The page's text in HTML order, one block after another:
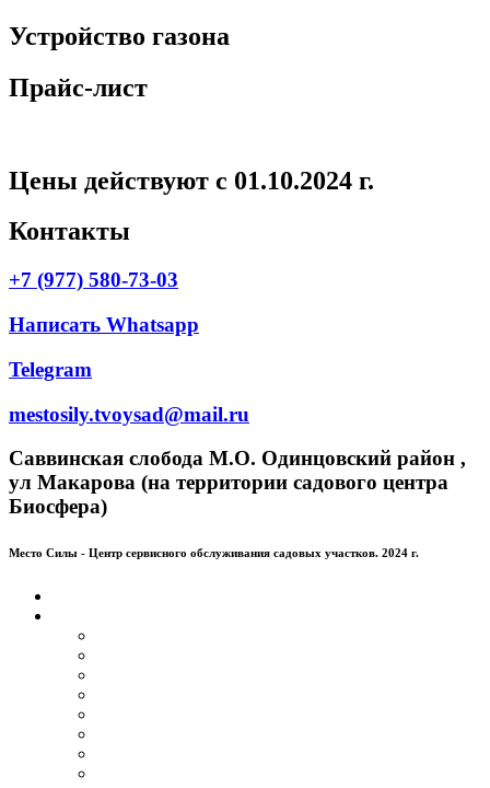
Устройство газона
Прайс-лист
Цены действуют с 01.10.2024 г.
Контакты
+7 (977) 580-73-03
Написать Whatsapp
Telegram
mestosily.tvoysad@mail.ru
Саввинская слобода М.О. Одинцовский район ,
ул Макарова (на территории садового центра
Биосфера)
Место Силы - Центр сервисного обслуживания садовых участков. 2024 г.